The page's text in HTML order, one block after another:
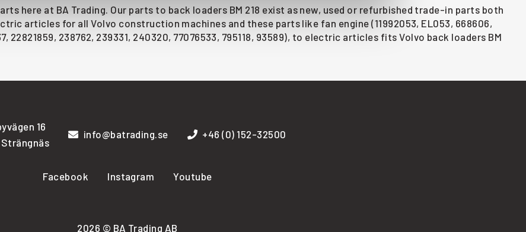
here at BA Trading. Our parts to back loaders BM 218 exist as new, used or refurbished trade-in parts both
articles for all Volvo construction machines and these parts like fan engine (11992053, EL053, 668606,
22821859, 238762, 239331, 240320, 77076533, 795118, 93589), to electric articles fits Volvo back loaders BM
16
Strängnäs
info@batrading.se +46 (0) 152-32500
Facebook Instagram Youtube
2026 © BA Trading AB